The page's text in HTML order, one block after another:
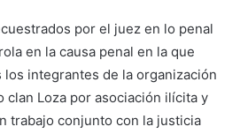
por el juez en lo penal
en la causa penal en la que
integrantes de la organización
clan Loza por asociación ilícita y
trabajo conjunto con la justicia